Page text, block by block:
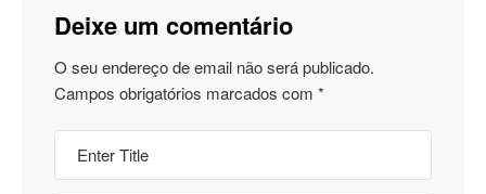
Deixe um comentário
O seu endereço de email não será publicado.
Campos obrigatórios marcados com *